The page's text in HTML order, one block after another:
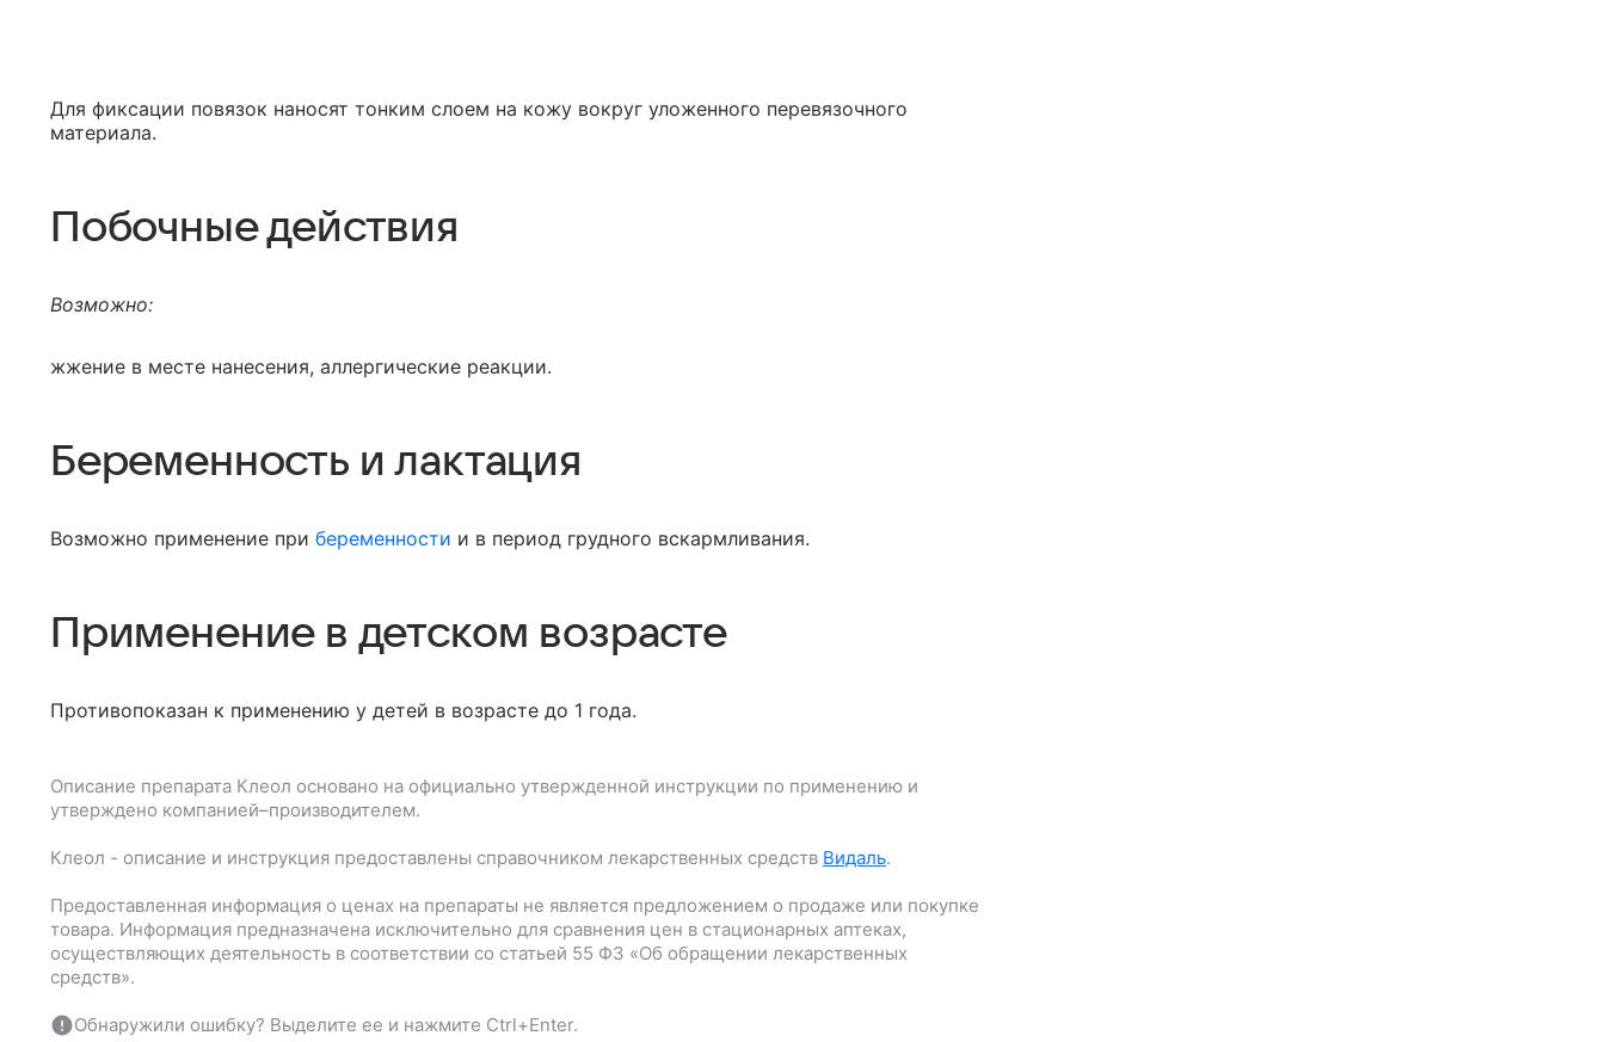
Для фиксации повязок наносят тонким слоем на кожу вокруг уложенного перевязочного
материала.
Побочные действия
Возможно:
жжение в месте нанесения, аллергические реакции.
Беременность и лактация
Возможно применение при беременности и в период грудного вскармливания.
Применение в детском возрасте
Противопоказан к применению у детей в возрасте до 1 года.
Описание препарата Клеол основано на официально утвержденной инструкции по применению и
утверждено компанией–производителем.
Клеол - описание и инструкция предоставлены справочником лекарственных средств Видаль.
Предоставленная информация о ценах на препараты не является предложением о продаже или покупке
товара. Информация предназначена исключительно для сравнения цен в стационарных аптеках,
осуществляющих деятельность в соответствии со статьей 55 ФЗ «Об обращении лекарственных
средств».
Обнаружили ошибку? Выделите ее и нажмите Ctrl+Enter.